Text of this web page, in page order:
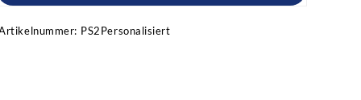
PS2Personalisiert